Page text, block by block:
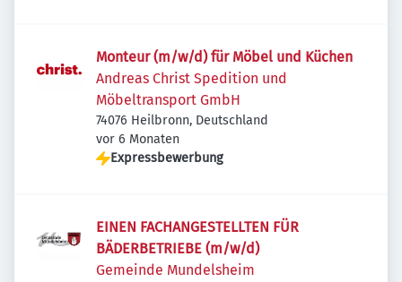
Monteur (m/w/d) für Möbel und Küchen
Andreas Christ Spedition und
Möbeltransport GmbH
74076 Heilbronn, Deutschland
Veröffentlicht:
vor 6 Monaten
Expressbewerbung
EINEN FACHANGESTELLTEN FÜR
BÄDERBETRIEBE (m/w/d)
Gemeinde Mundelsheim